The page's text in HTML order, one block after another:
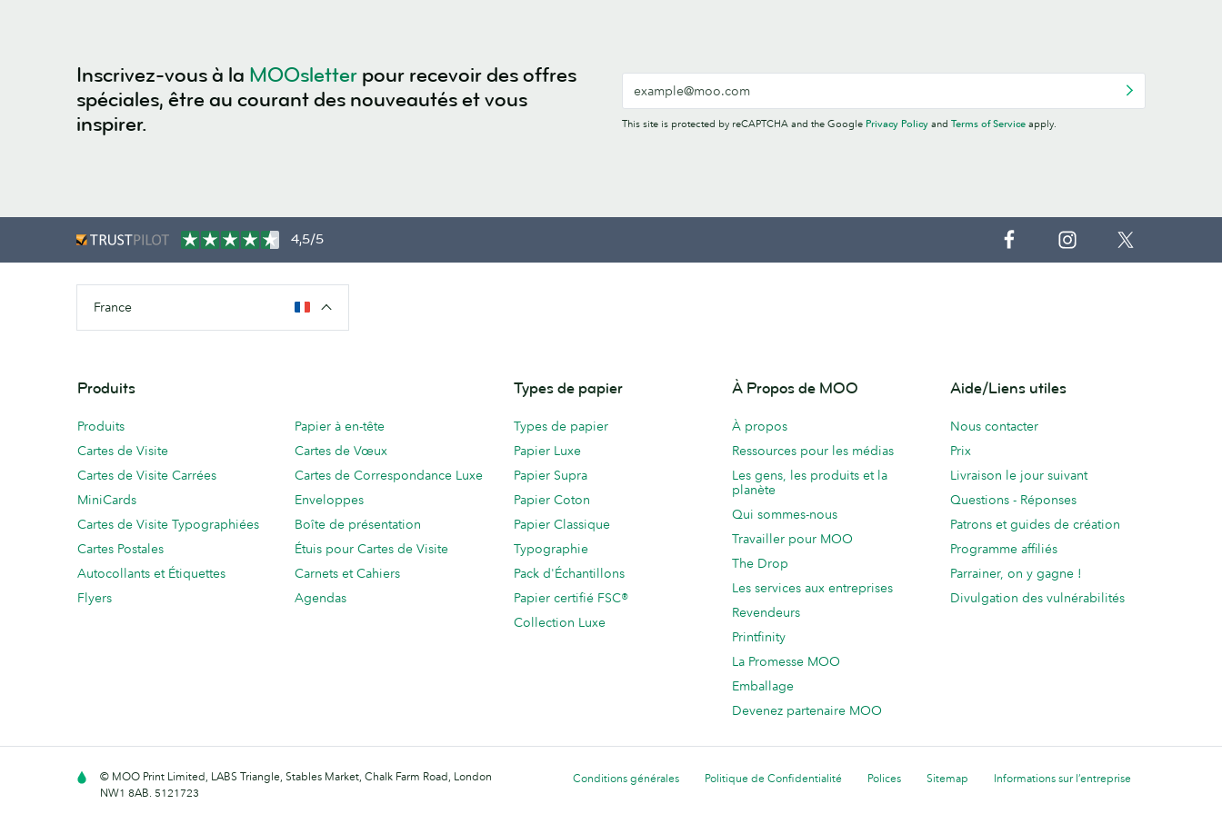
Inscrivez-vous à la MOOsletter pour recevoir des offres
spéciales, être au courant des nouveautés et vous
inspirer.
This site is protected by reCAPTCHA and the Google Privacy Policy and Terms of Service apply.
4,5/5
France
Produits
Produits
Cartes de Visite
Cartes de Visite Carrées
MiniCards
Cartes de Visite Typographiées
Cartes Postales
Autocollants et Étiquettes
Flyers
Papier à en-tête
Cartes de Vœux
Cartes de Correspondance Luxe
Enveloppes
Boîte de présentation
Étuis pour Cartes de Visite
Carnets et Cahiers
Agendas
Types de papier
Types de papier
Papier Luxe
Papier Supra
Papier Coton
Papier Classique
Typographie
Pack d'Échantillons
Papier certifié FSC®
Collection Luxe
À Propos de MOO
À propos
Ressources pour les médias
Les gens, les produits et la
planète
Qui sommes-nous
Travailler pour MOO
The Drop
Les services aux entreprises
Revendeurs
Printfinity
La Promesse MOO
Emballage
Devenez partenaire MOO
Aide/Liens utiles
Nous contacter
Prix
Livraison le jour suivant
Questions - Réponses
Patrons et guides de création
Programme affiliés
Parrainer, on y gagne !
Divulgation des vulnérabilités
Conditions générales Politique de Confidentialité Polices Sitemap Informations sur l’entreprise
© MOO Print Limited, LABS Triangle, Stables Market, Chalk Farm Road, London
NW1 8AB. 5121723